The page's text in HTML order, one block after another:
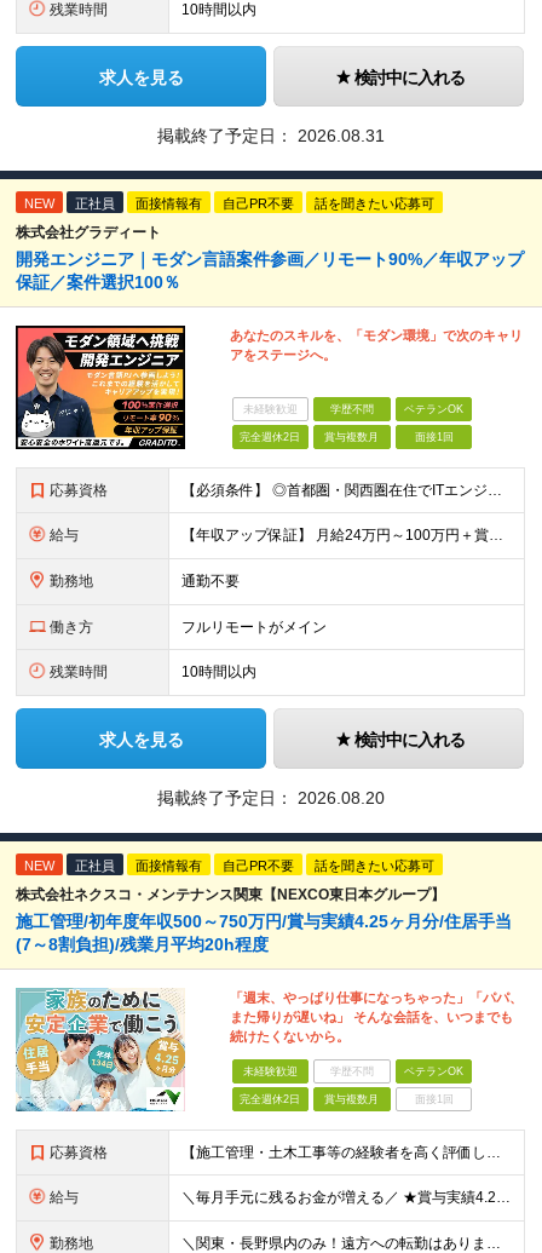
残業時間 10時間以内
求人を見る 検討中に入れる
掲載終了予定日： 2026.08.31
NEW 正社員 面接情報有 自己PR不要 話を聞きたい応募可
株式会社グラディート
開発エンジニア｜モダン言語案件参画／リモート90%／年収アップ
保証／案件選択100％
あなたのスキルを、「モダン環境」で次のキャリ
アをステージへ。
未経験歓迎 学歴不問 ベテランOK
完全週休2日 賞与複数月 面接1回
応募資格 【必須条件】 ◎首都圏・関西圏在住でITエンジニアとしての実務経験が3年以上ある⽅（開発・インフラいずれも歓迎） →首都圏（東京、神奈川、千葉、埼玉）、関西圏（大阪、兵庫、京都）在住のITエンジニア採
給与 【年収アップ保証】 月給24万円～100万円＋賞与（年3回）＋諸手当 ◆想定年収432万円〜1200万円(経験・スキルを考慮し決定) ※年収アップ保証付帯 ◆基本給には⽉20時間分の固定残業代(31,
勤務地 通勤不要
働き方 フルリモートがメイン
残業時間 10時間以内
求人を見る 検討中に入れる
掲載終了予定日： 2026.08.20
NEW 正社員 面接情報有 自己PR不要 話を聞きたい応募可
株式会社ネクスコ・メンテナンス関東【NEXCO東日本グループ】
施工管理/初年度年収500～750万円/賞与実績4.25ヶ月分/住居手当
(7～8割負担)/残業月平均20h程度
「週末、やっぱり仕事になっちゃった」「パパ、
また帰りが遅いね」 そんな会話を、いつまでも
続けたくないから。
未経験歓迎 学歴不問 ベテランOK
完全週休2日 賞与複数月 面接1回
応募資格 【施工管理・土木工事等の経験者を高く評価します！】 ■高卒以上／普通自動車運転免許（AT限定可）をお持ちの方 ＜以下、いずれかに該当する方歓迎＞ ◎土木系学科を卒業された方 ◎1・2級土木／造園
給与 ＼毎月手元に残るお金が増える／ ★賞与実績4.25ヶ月分（年間120万円～140万円以上の支給実績あり） ★家賃・駐車場代の最大8割を会社が負担！家計の支出を大幅にカット ★残業代は1分単位（合計1時
勤務地 ＼関東・長野県内のみ！遠方への転勤はありません／ ★全事業所がIC近く！マイカーで快適に通勤可能です ★引越し費用や単身赴任時の家賃・家具家電の賃料も全額負担します ◎京浜事業所 神奈川県横浜市都筑